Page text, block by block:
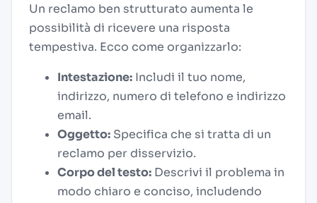
Un reclamo ben strutturato aumenta le
possibilità di ricevere una risposta
tempestiva. Ecco come organizzarlo:
Intestazione: Includi il tuo nome,
indirizzo, numero di telefono e indirizzo
email.
Oggetto: Specifica che si tratta di un
reclamo per disservizio.
Corpo del testo: Descrivi il problema in
modo chiaro e conciso, includendo